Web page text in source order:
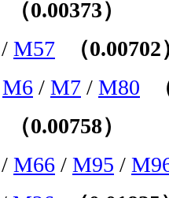
（0.00373）
/ M57 （
M6 / M7 / M80
（0.00758）
/ M66 / M95 /